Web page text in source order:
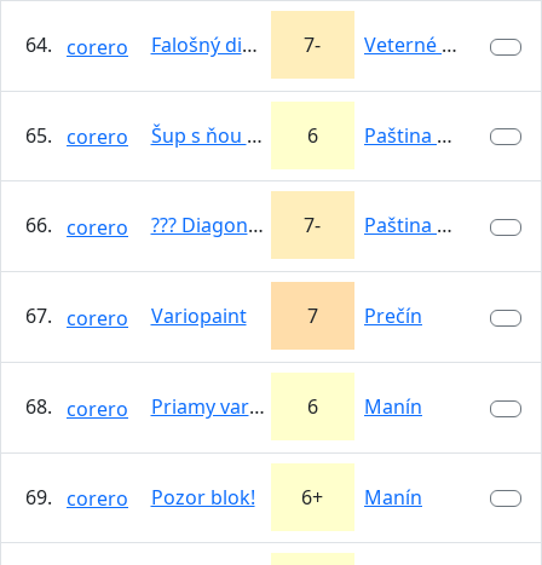
64. corero Falošný diamant 7- Veterné Bašty
65. corero Šup s ňou do rozpálenej pece 6 Paština Závada
66. corero ??? Diagonalna spara 7- Paština Závada
67. corero Variopaint 7 Prečín
68. corero Priamy variant cesty stredom 6 Manín
69. corero Pozor blok! 6+ Manín